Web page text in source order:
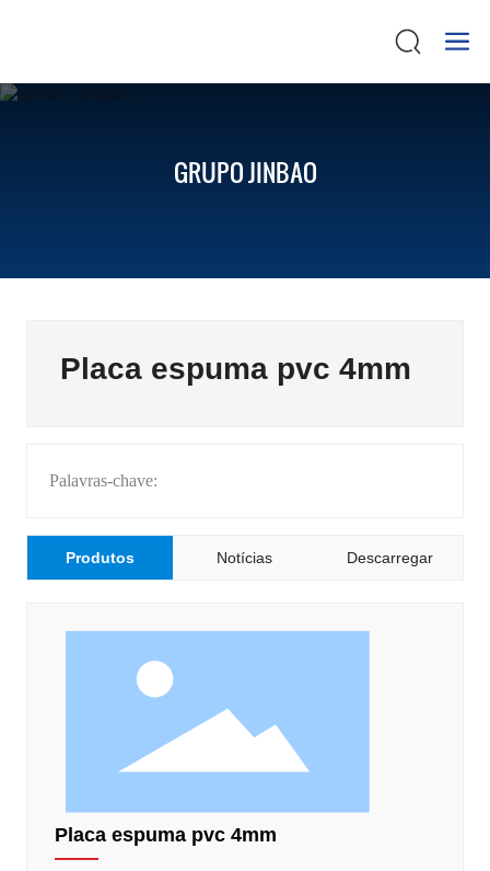
GRUPO JINBAO
Placa espuma pvc 4mm
Palavras-chave:
Produtos Notícias Descarregar
Placa espuma pvc 4mm